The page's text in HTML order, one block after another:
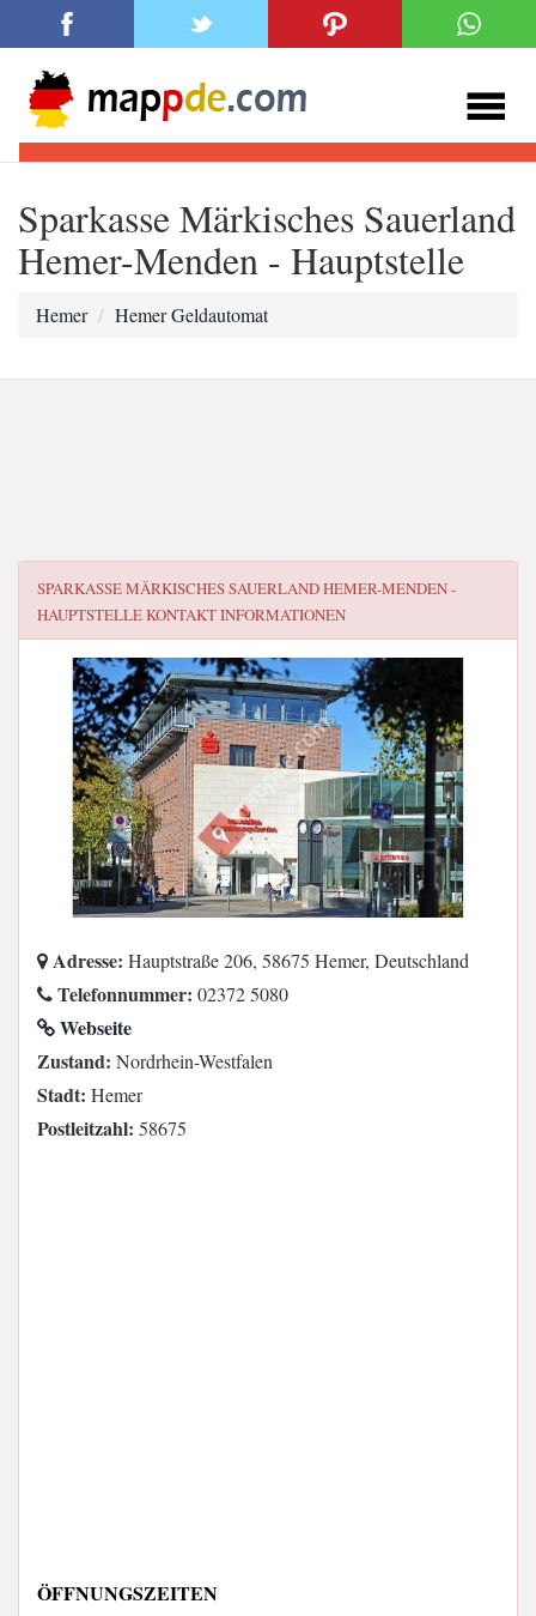
Sparkasse Märkisches Sauerland
Hemer-Menden - Hauptstelle
Hemer Hemer Geldautomat
SPARKASSE MÄRKISCHES SAUERLAND HEMER-MENDEN -
HAUPTSTELLEKONTAKT INFORMATIONEN
Adresse: Hauptstraße 206, 58675 Hemer, Deutschland
Telefonnummer: 02372 5080
Webseite
Zustand: Nordrhein-Westfalen
Stadt: Hemer
Postleitzahl: 58675
ÖFFNUNGSZEITEN